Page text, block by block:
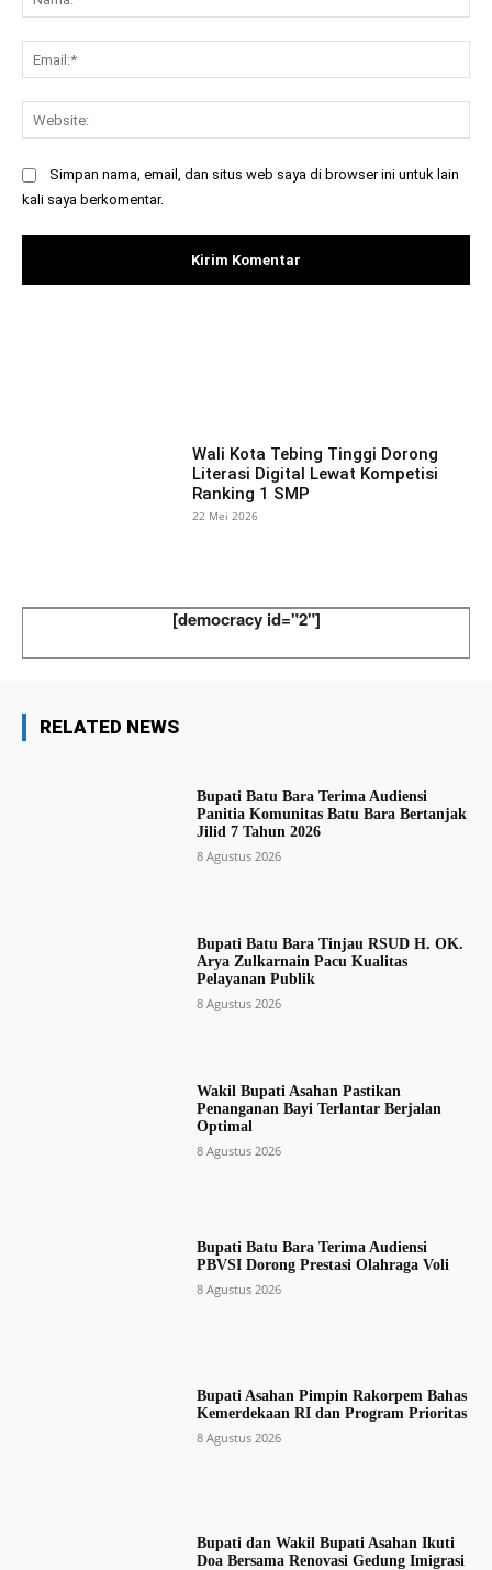
Simpan nama, email, dan situs web saya di browser ini untuk lain
kali saya berkomentar.
Wali Kota Tebing Tinggi Dorong
Literasi Digital Lewat Kompetisi
Ranking 1 SMP
22 Mei 2026
[democracy id="2"]
RELATED NEWS
Bupati Batu Bara Terima Audiensi
Panitia Komunitas Batu Bara Bertanjak
Jilid 7 Tahun 2026
8 Agustus 2026
Bupati Batu Bara Tinjau RSUD H. OK.
Arya Zulkarnain Pacu Kualitas
Pelayanan Publik
8 Agustus 2026
Wakil Bupati Asahan Pastikan
Penanganan Bayi Terlantar Berjalan
Optimal
8 Agustus 2026
Bupati Batu Bara Terima Audiensi
PBVSI Dorong Prestasi Olahraga Voli
8 Agustus 2026
Bupati Asahan Pimpin Rakorpem Bahas
Kemerdekaan RI dan Program Prioritas
8 Agustus 2026
Bupati dan Wakil Bupati Asahan Ikuti
Doa Bersama Renovasi Gedung Imigrasi